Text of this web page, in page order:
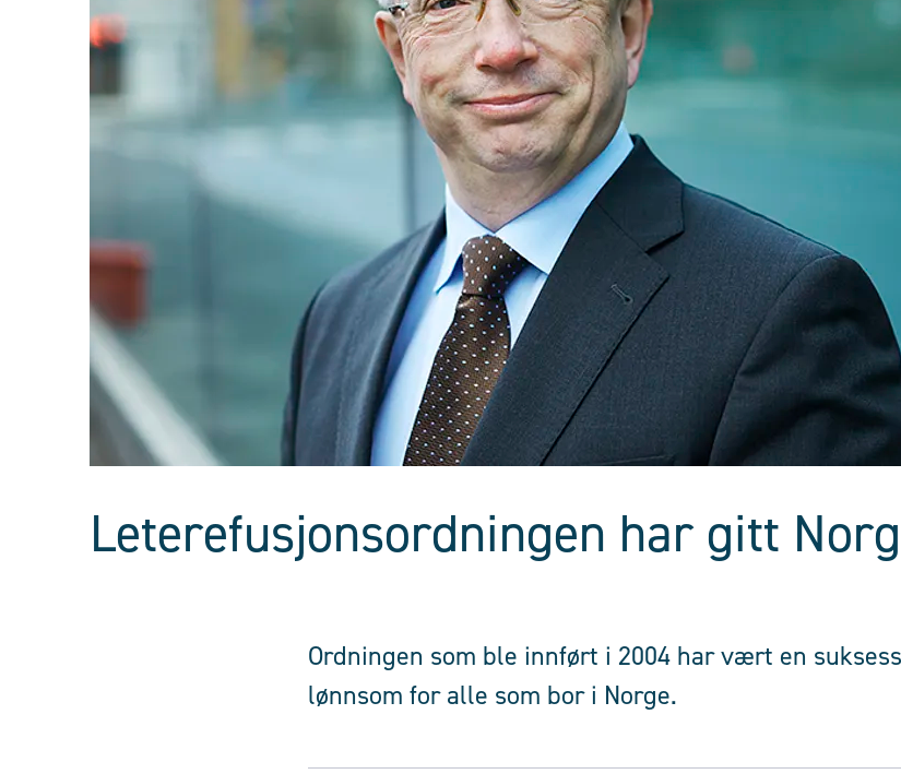
Leterefusjonsordningen har gitt
Ordningen som ble innført i 2004 har vært en
lønnsom for alle som bor i Norge.